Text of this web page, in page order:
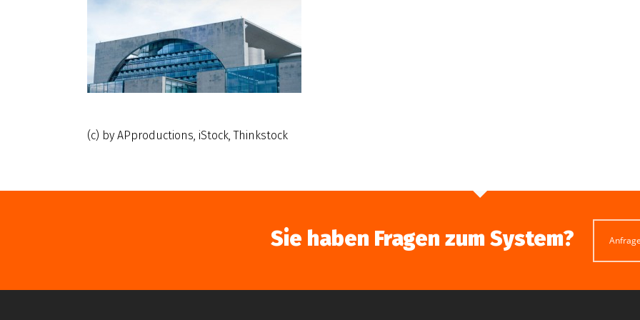
(c) by APproductions, iStock, Thinkstock
Sie haben Fragen zum System?